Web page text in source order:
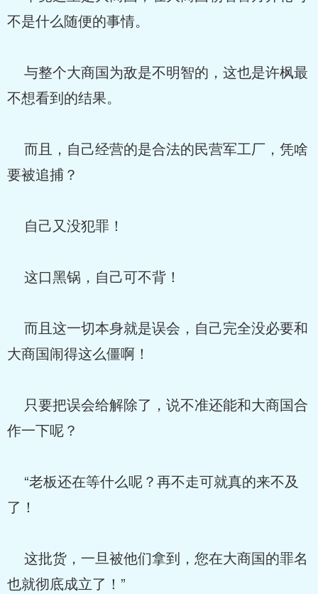
不是什么随便的事情。
与整个大商国为敌是不明智的，这也是许枫最
不想看到的结果。
而且，自己经营的是合法的民营军工厂，凭啥
要被追捕？
自己又没犯罪！
这口黑锅，自己可不背！
而且这一切本身就是误会，自己完全没必要和
大商国闹得这么僵啊！
只要把误会给解除了，说不准还能和大商国合
作一下呢？
“老板还在等什么呢？再不走可就真的来不及
了！
这批货，一旦被他们拿到，您在大商国的罪名
也就彻底成立了！”